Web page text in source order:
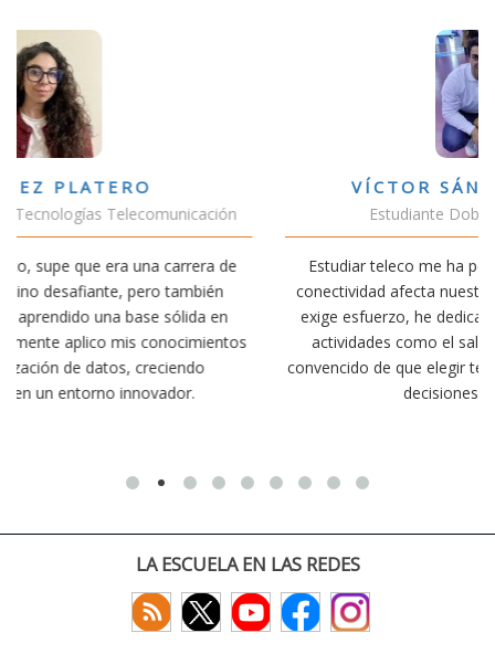
VÍCTOR SÁNCHEZ VALENCIA
Estudiante Doble Grado Teleco-ADE
Estudiar teleco me ha permitido comprender cómo la
conectividad afecta nuestra vida diaria. Aunque la carrera
exige esfuerzo, he dedicado parte de mi tiempo a otras
actividades como el salvamento y socorrismo. Estoy
convencido de que elegir teleco ha sido una de las mejores
decisiones que he tomado.
LA ESCUELA EN LAS REDES